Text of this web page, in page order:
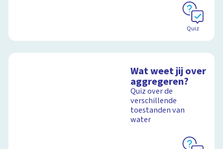
Quiz
Wat weet jij over
aggregeren?
Quiz over de
verschillende
toestanden van
water